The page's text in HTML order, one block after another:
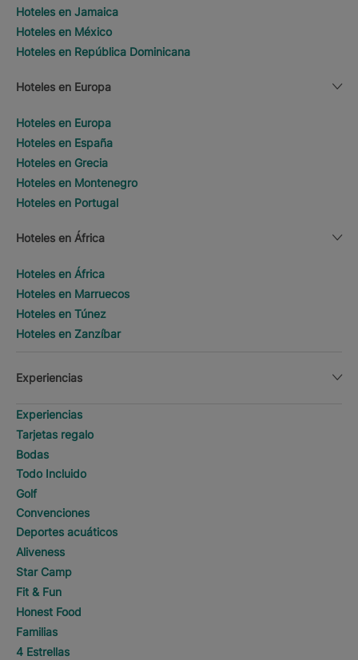
Hoteles en Jamaica
Hoteles en México
Hoteles en República Dominicana
Hoteles en Europa
Hoteles en Europa
Hoteles en España
Hoteles en Grecia
Hoteles en Montenegro
Hoteles en Portugal
Hoteles en África
Hoteles en África
Hoteles en Marruecos
Hoteles en Túnez
Hoteles en Zanzíbar
Experiencias
Experiencias
Tarjetas regalo
Bodas
Todo Incluido
Golf
Convenciones
Deportes acuáticos
Aliveness
Star Camp
Fit & Fun
Honest Food
Familias
4 Estrellas